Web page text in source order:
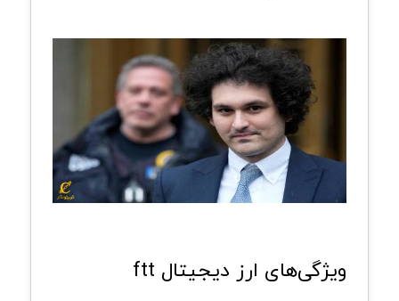
ویژگی‌های ارز دیجیتال ftt